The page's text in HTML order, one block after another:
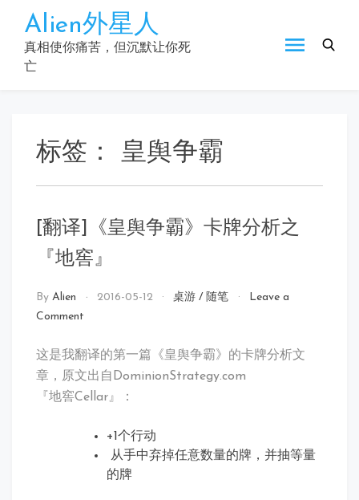
content
Alien外星人
真相使你痛苦，但沉默让你死
亡
标签： 皇舆争霸
[翻译]《皇舆争霸》卡牌分析之
『地窖』
By Alien 2016-05-12 桌游 / 随笔
Leave a
Comment
译]
舆
争
这是我翻译的第一篇《皇舆争霸》的卡牌分析文
章，原文出自DominionStrategy.com
『地窖Cellar』：
+1个行动
从手中弃掉任意数量的牌，并抽等量
的牌